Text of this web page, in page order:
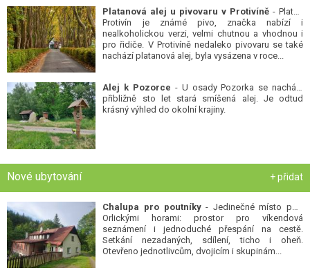
Platanová alej u pivovaru v Protivíně - Platan
Protivín je známé pivo, značka nabízí i
nealkoholickou verzi, velmi chutnou a vhodnou i
pro řidiče. V Protivíně nedaleko pivovaru se také
nachází platanová alej, byla vysázena v roce...
Alej k Pozorce - U osady Pozorka se nachází
přibližně sto let stará smíšená alej. Je odtud
krásný výhled do okolní krajiny.
Nové ubytování + přidat
Chalupa pro poutníky- Jedinečné místo pod
Orlickými horami: prostor pro víkendová
seznámení i jednoduché přespání na cestě.
Setkání nezadaných, sdílení, ticho i oheň.
Otevřeno jednotlivcům, dvojicím i skupinám...